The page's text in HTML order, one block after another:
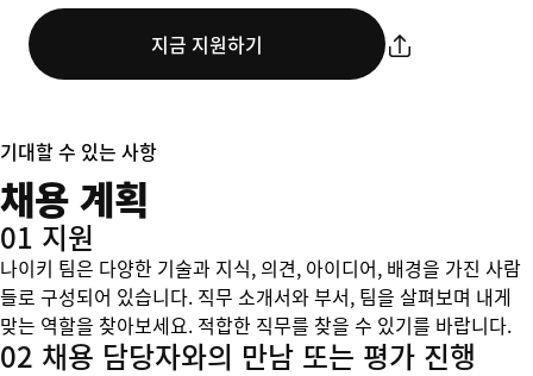
지금 지원하기
기대할 수 있는 사항
채용 계획
01 지원
나이키 팀은 다양한 기술과 지식, 의견, 아이디어, 배경을 가진 사람
들로 구성되어 있습니다. 직무 소개서와 부서, 팀을 살펴보며 내게
맞는 역할을 찾아보세요. 적합한 직무를 찾을 수 있기를 바랍니다.
02 채용 담당자와의 만남 또는 평가 진행